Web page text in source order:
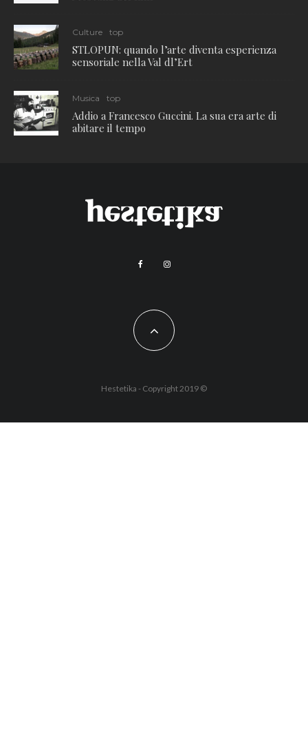
Culture top
STLOPUN: quando l’arte diventa esperienza
sensoriale nella Val dl’Ert
Musica top
Addio a Francesco Guccini. La sua era arte di
abitare il tempo
Hestetika - Copyright 2019 ©